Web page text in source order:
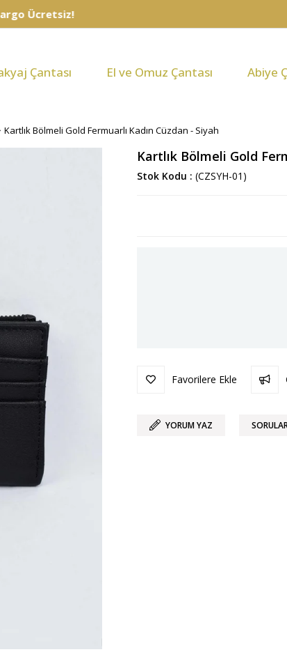
Çantası El ve Omuz Çantası Abiye
Kartlık Bölmeli Gold Fermuarlı Kadın Cüzdan - Siyah
Kartlık Bölmeli Gold
Stok Kodu (CZSYH-01)
Favorilere Ekle
YORUM YAZ
Ücretsiz!